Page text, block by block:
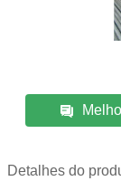
Detalhes do